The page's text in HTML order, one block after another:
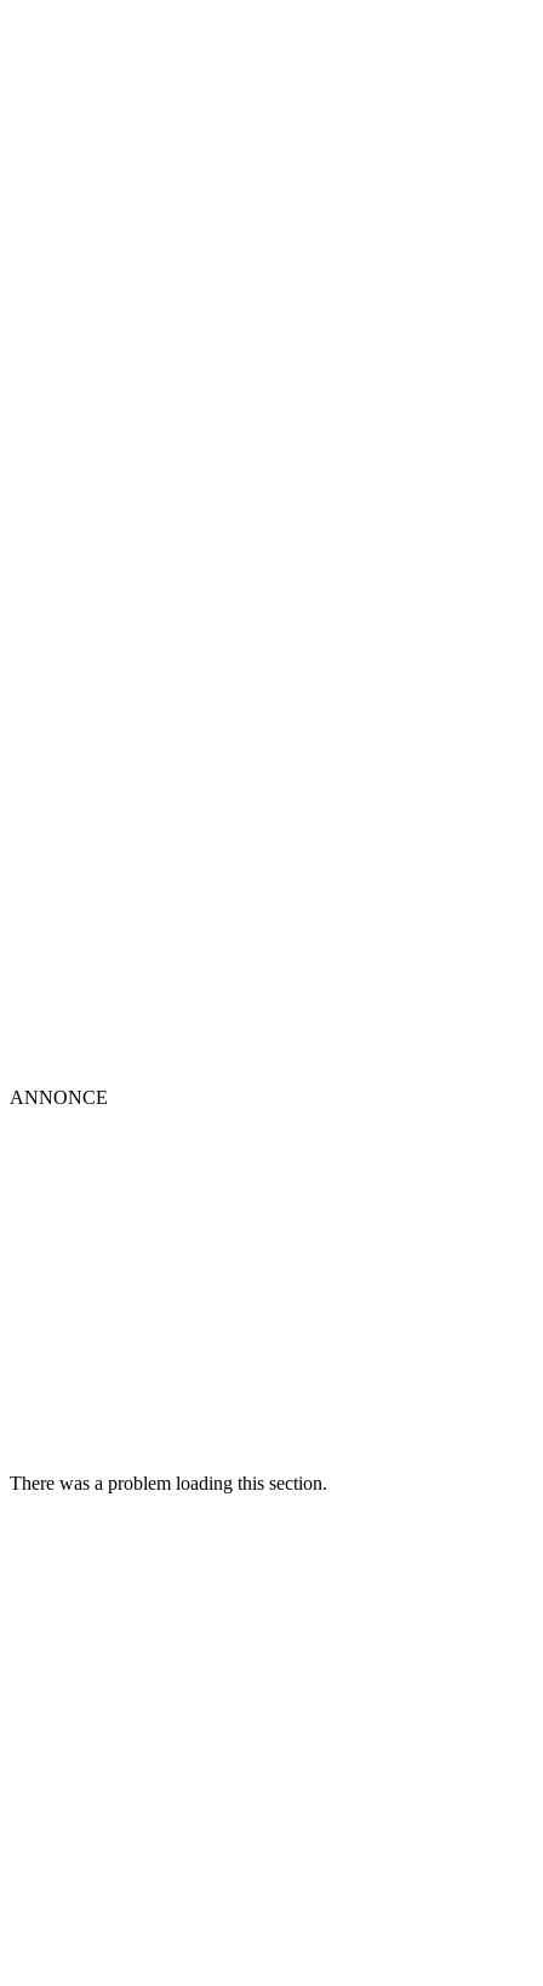
ANNONCE
There was a problem loading this section.